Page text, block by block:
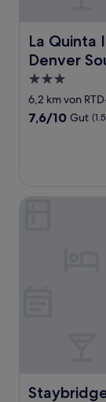
La Quinta
Denver
La Quinta
3.0-
Sterne-
Unterkunft
6,2 km von
7.6
7,6/10 Gut
Staybridge